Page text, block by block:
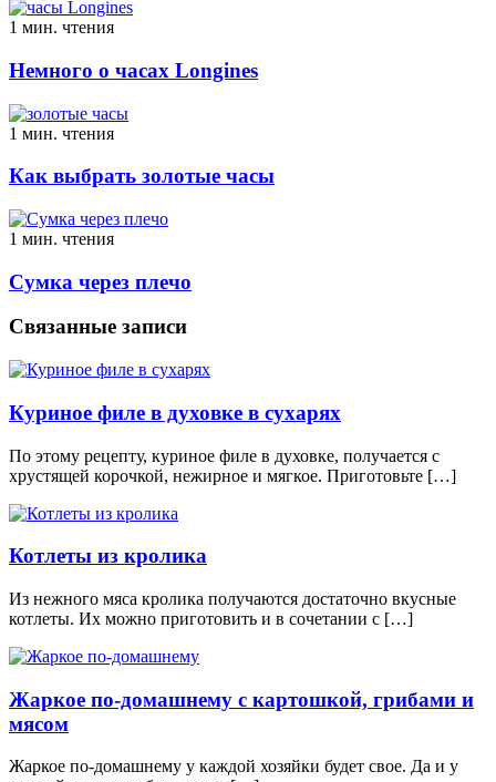
1 мин. чтения
Немного о часах Longines
1 мин. чтения
Как выбрать золотые часы
1 мин. чтения
Сумка через плечо
Связанные записи
Куриное филе в духовке в сухарях
По этому рецепту, куриное филе в духовке, получается с
хрустящей корочкой, нежирное и мягкое. Приготовьте […]
Котлеты из кролика
Из нежного мяса кролика получаются достаточно вкусные
котлеты. Их можно приготовить и в сочетании с […]
Жаркое по-домашнему с картошкой, грибами и
мясом
Жаркое по-домашнему у каждой хозяйки будет свое. Да и у